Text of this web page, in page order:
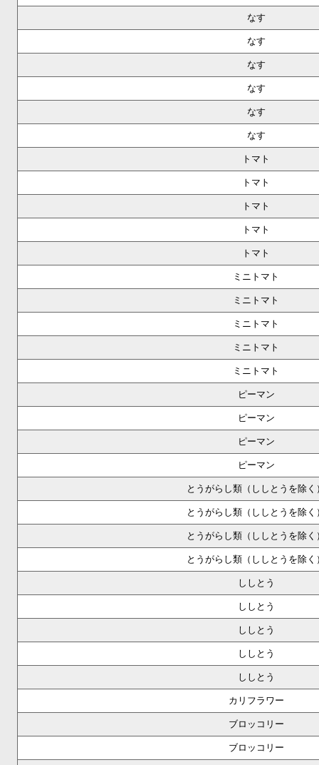
なす
なす
なす
なす
なす
なす
トマト
トマト
トマト
トマト
トマト
ミニトマト
ミニトマト
ミニトマト
ミニトマト
ミニトマト
ピーマン
ピーマン
ピーマン
ピーマン
とうがらし類（ししとうを除く
とうがらし類（ししとうを除く
とうがらし類（ししとうを除く
とうがらし類（ししとうを除く
ししとう
ししとう
ししとう
ししとう
ししとう
カリフラワー
ブロッコリー
ブロッコリー